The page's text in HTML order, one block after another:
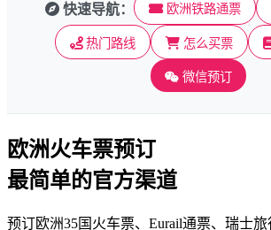
快速导航： 欧洲铁路通票
热门路线 怎么买票
微信预订
欧洲火车票预订
最简单的官方渠道
预订欧洲35国火车票、Eurail通票、瑞士